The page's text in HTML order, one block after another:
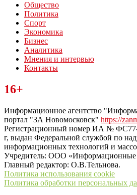
Общество
Политика
Спорт
Экономика
Бизнес
Аналитика
Мнения и интервью
Контакты
Читайте последние новости дня в
“ЗаНовомосковск”
16+
Информационное агентство
портал "ЗА Новомосковск" https://
Регистрационный номер ИА № ФС77-
г, выдан Федеральной службой по
информационных технологий и
Учредитель: ООО «Информационные
Главный редактор: О.В.Тельнова.
Политика использования cookie
Политика обработки персональных